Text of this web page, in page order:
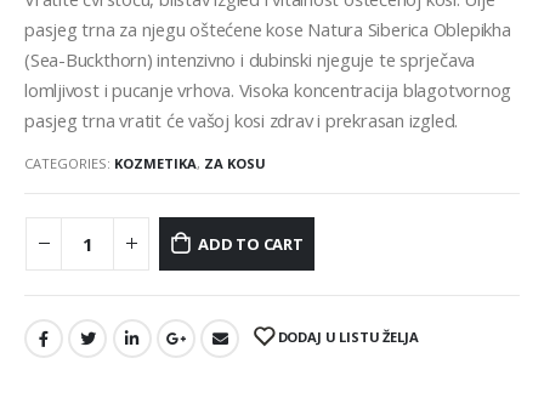
pasjeg trna za njegu oštećene kose Natura Siberica Oblepikha
(Sea-Buckthorn) intenzivno i dubinski njeguje te sprječava
lomljivost i pucanje vrhova. Visoka koncentracija blagotvornog
pasjeg trna vratit će vašoj kosi zdrav i prekrasan izgled.
CATEGORIES: KOZMETIKA, ZA KOSU
ADD TO CART
DODAJ U LISTU ŽELJA